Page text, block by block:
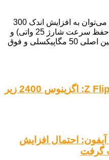
از دیگر مشخصات احتمالی Z Flip7 می‌توان به افزایش اندک 300
میلی‌آمپر ساعتی ظرفیت باتری (با حفظ سرعت شارژ 25 واتی) و
استفاده مجدد از ترکیب آشنای دوربین اصلی 50 مگاپیکسلی و فوق
پرده‌برداری از مشخصات Z Flip FE: اگزینوس 2400 زیر
احتمال افزایش